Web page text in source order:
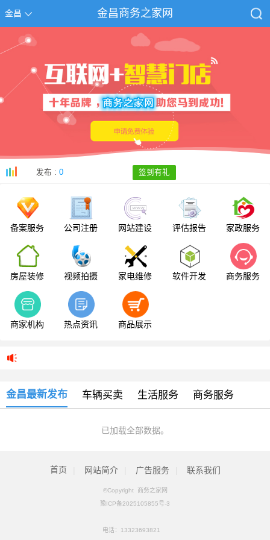
金昌 金昌商务之家网
发布 :0 签到有礼
备案服务 公司注册 网站建设 评估报告 家政服务
房屋装修 视频拍摄 家电维修 软件开发 商务服务
商家机构 热点资讯 商品展示
金昌最新发布 车辆买卖 生活服务 商务服务
已加载全部数据。
首页 网站简介 广告服务 联系我们
©Copyright 商务之家网
豫ICP备2025105855号-3
电话： 13323693821